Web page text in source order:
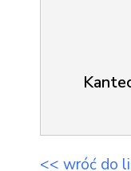
<< wróć do